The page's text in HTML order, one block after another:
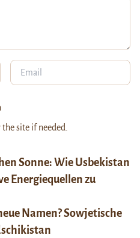
Sonne: Wie Usbekistan
Energiequellen zu
Namen? Sowjetische
site if needed.